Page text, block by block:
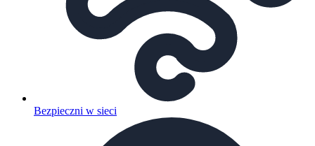
Bezpieczni w sieci